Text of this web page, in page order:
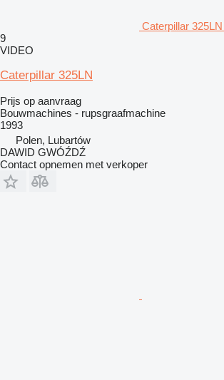
Caterpillar
9
VIDEO
Caterpillar 325LN
Prijs op aanvraag
Bouwmachines - rupsgraafmachine
1993
Polen, Lubartów
DAWID GWÓŹDŹ
Contact opnemen met verkoper